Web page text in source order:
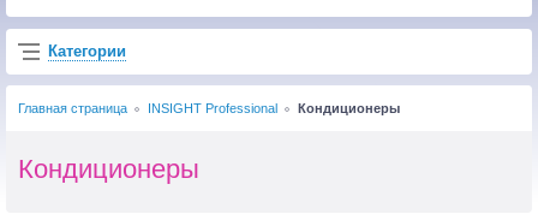
Категории
Главная страница INSIGHT Professional Кондиционеры
Кондиционеры